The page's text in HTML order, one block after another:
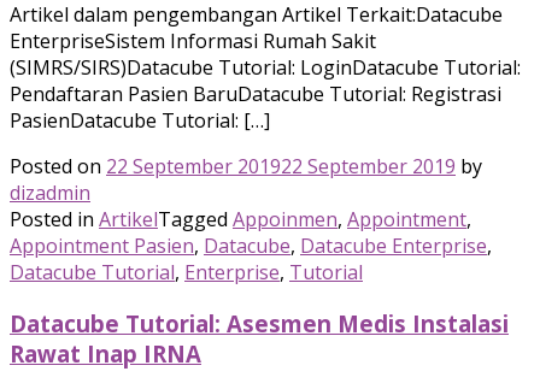
Artikel dalam pengembangan Artikel Terkait:Datacube
EnterpriseSistem Informasi Rumah Sakit
(SIMRS/SIRS)Datacube Tutorial: LoginDatacube Tutorial:
Pendaftaran Pasien BaruDatacube Tutorial: Registrasi
PasienDatacube Tutorial: […]
Posted on 22 September 201922 September 2019 by
dizadmin
Posted in ArtikelTagged Appoinmen, Appointment,
Appointment Pasien, Datacube, Datacube Enterprise,
Datacube Tutorial, Enterprise, Tutorial
Datacube Tutorial: Asesmen Medis Instalasi
Rawat Inap IRNA